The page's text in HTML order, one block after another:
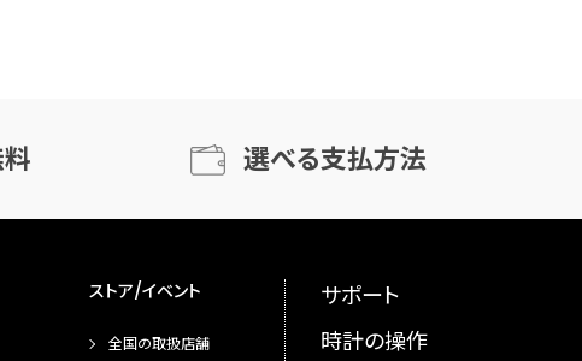
選べる支払方法
ストア/イベント
全国の取扱店舗
サポート
時計の操作